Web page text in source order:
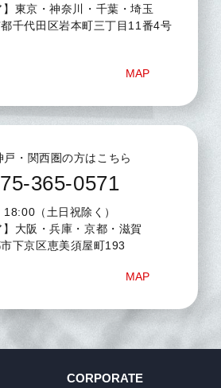
】東京・神奈川・千葉・埼玉
千代田区岩本町三丁目11番4号
MAP
戸・関西圏の方はこちら
365-0571
（土日祝除く）
】大阪・兵庫・京都・滋賀
下京区恵美須屋町193
MAP
CORPORATE